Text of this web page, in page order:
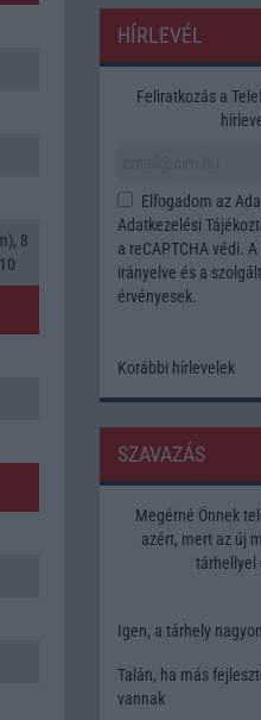
8
HÍRLEVÉL
Feliratkozás a
Elfogadom az
Adatkezelési
a reCAPTCHA védi. A
irányelve és a
érvényesek.
Korábbi hírlevelek
SZAVAZÁS
Megérné Önnek
azért, mert az új
tárhellyel
Igen, a tárhely
Talán, ha más
vannak